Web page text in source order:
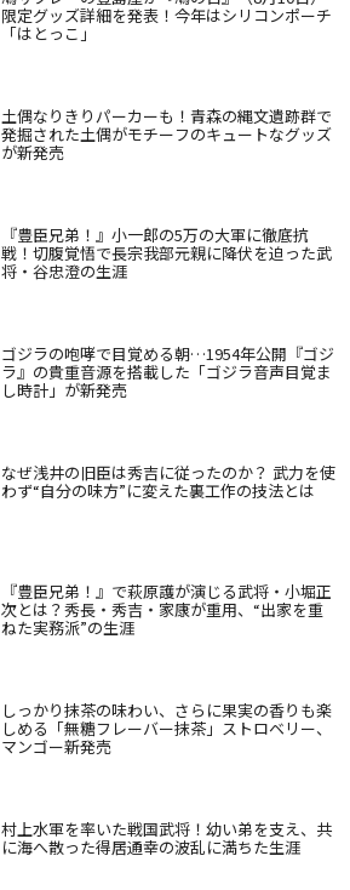
限定グッズ詳細を発表！今年はシリコンポーチ
「はとっこ」
土偶なりきりパーカーも！青森の縄文遺跡群で
発掘された土偶がモチーフのキュートなグッズ
が新発売
『豊臣兄弟！』小一郎の5万の大軍に徹底抗
戦！切腹覚悟で長宗我部元親に降伏を迫った武
将・谷忠澄の生涯
ゴジラの咆哮で目覚める朝…1954年公開『ゴジ
ラ』の貴重音源を搭載した「ゴジラ音声目覚ま
し時計」が新発売
なぜ浅井の旧臣は秀吉に従ったのか？ 武力を使
わず“自分の味方”に変えた裏工作の技法とは
『豊臣兄弟！』で萩原護が演じる武将・小堀正
次とは？秀長・秀吉・家康が重用、“出家を重
ねた実務派”の生涯
しっかり抹茶の味わい、さらに果実の香りも楽
しめる「無糖フレーバー抹茶」ストロベリー、
マンゴー新発売
村上水軍を率いた戦国武将！幼い弟を支え、共
に海へ散った得居通幸の波乱に満ちた生涯